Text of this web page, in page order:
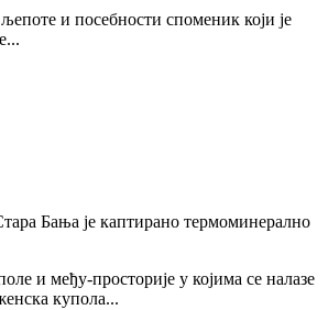
љепоте и посебности споменик који је
Бања је каптирано термоминерално
и међу-просторије у којима се налазе
купола...